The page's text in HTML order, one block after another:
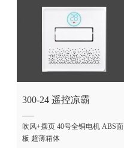
300-24 遥控凉霸
吹风+摆页 40号全铜电机 ABS面
板 超薄箱体